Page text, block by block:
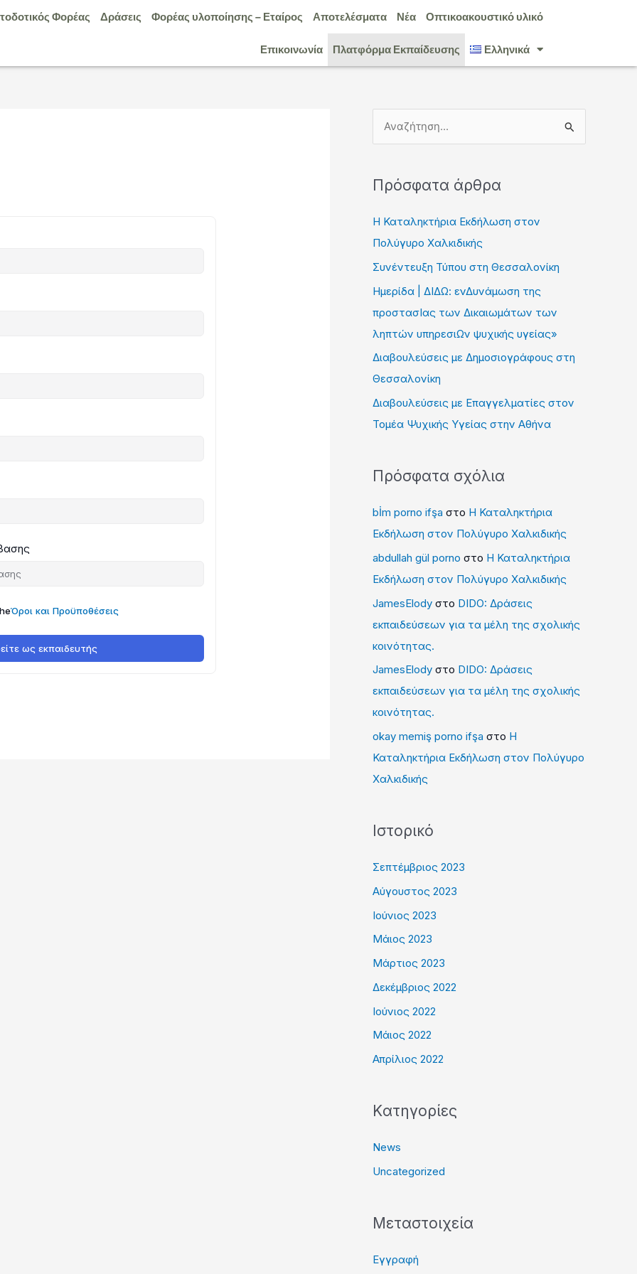
Φορέας Δράσεις Φορέας υλοποίησης – Εταίρος Αποτελέσματα Νέα Οπτικοακουστικό υλικό
Επικοινωνία Πλατφόρμα Εκπαίδευσης Ελληνικά
Όροι και Προϋποθέσεις
ως εκπαιδευτής
ζ
ή
τ
η
γ
ι
α
:
Πρόσφατα άρθρα
Η Καταληκτήρια Εκδήλωση στον
Πολύγυρο Χαλκιδικής
Συνέντευξη Τύπου στη Θεσσαλονίκη
Ημερίδα | ΔΙΔΩ: ενΔυνάμωση της
προστασΙας των Δικαιωμάτων των
ληπτών υπηρεσιΩν ψυχικής υγείας»
Διαβουλεύσεις με Δημοσιογράφους στη
Θεσσαλονίκη
Διαβουλεύσεις με Επαγγελματίες στον
Τομέα Ψυχικής Υγείας στην Αθήνα
Πρόσφατα σχόλια
bİm porno ifşa στο Η Καταληκτήρια
Εκδήλωση στον Πολύγυρο Χαλκιδικής
abdullah gül porno στο Η Καταληκτήρια
Εκδήλωση στον Πολύγυρο Χαλκιδικής
JamesElody στο DIDO: Δράσεις
εκπαιδεύσεων για τα μέλη της σχολικής
κοινότητας.
JamesElody στο DIDO: Δράσεις
εκπαιδεύσεων για τα μέλη της σχολικής
κοινότητας.
okay memiş porno ifşa στο Η
Καταληκτήρια Εκδήλωση στον Πολύγυρο
Χαλκιδικής
Ιστορικό
Σεπτέμβριος 2023
Αύγουστος 2023
Ιούνιος 2023
Μάιος 2023
Μάρτιος 2023
Δεκέμβριος 2022
Ιούνιος 2022
Μάιος 2022
Απρίλιος 2022
Kατηγορίες
News
Uncategorized
Μεταστοιχεία
Εγγραφή